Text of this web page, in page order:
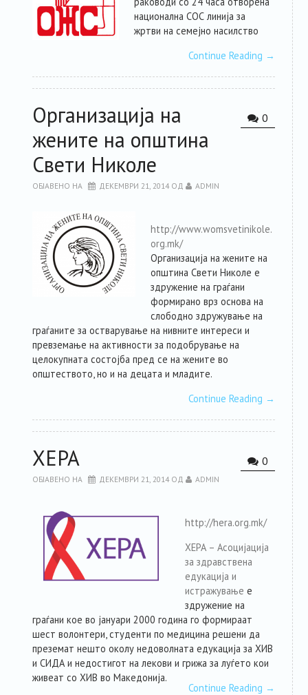
национална СОС линија за
жртви на семејно насилство
Continue Reading →
0
Организација на
жените на општина
Свети Николе
ОБЈАВЕНО НА ДЕКЕМВРИ 21, 2014ОД ADMIN
http://www.womsvetinikole.
org.mk/
Организација на жените на
општина Свети Николе е
здружение на граѓани
формирано врз основа на
слободно здружување на
граѓаните за остварување на нивните интереси и
превземање на активности за подобрување на
целокупната состојба пред се на жените во
општеството, но и на децата и младите.
Continue Reading →
0
ХЕРА
ОБЈАВЕНО НА ДЕКЕМВРИ 21, 2014ОД ADMIN
http://hera.org.mk/
ХЕРА – Aсоцијација
за здравствена
едукација и
истражување е
здружение на
граѓани кое во јануари 2000 година го формираат
шест волонтери, студенти по медицина решени да
преземат нешто околу недоволната едукација за ХИВ
и СИДА и недостигот на лекови и грижа за луѓето кои
живеат со ХИВ во Македонија.
Continue Reading →